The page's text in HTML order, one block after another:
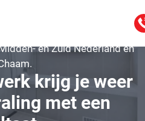
en Zuid Nederland en
krijg je weer
met een